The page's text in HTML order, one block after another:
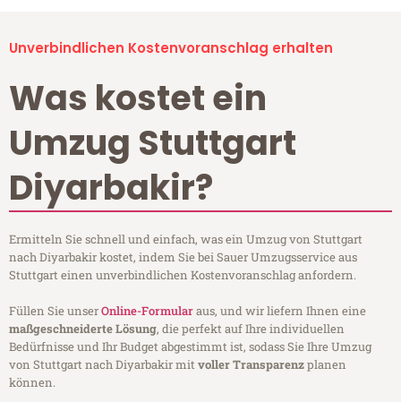
Unverbindlichen Kostenvoranschlag erhalten
Was kostet ein
Umzug Stuttgart
Diyarbakir?
Ermitteln Sie schnell und einfach, was ein Umzug von Stuttgart
nach Diyarbakir kostet, indem Sie bei Sauer Umzugsservice aus
Stuttgart einen unverbindlichen Kostenvoranschlag anfordern.
Füllen Sie unserOnline-Formularaus, und wir liefern Ihnen eine
maßgeschneiderte Lösung, die perfekt auf Ihre individuellen
Bedürfnisse und Ihr Budget abgestimmt ist, sodass Sie Ihre Umzug
von Stuttgart nach Diyarbakir mitvoller Transparenzplanen
können.